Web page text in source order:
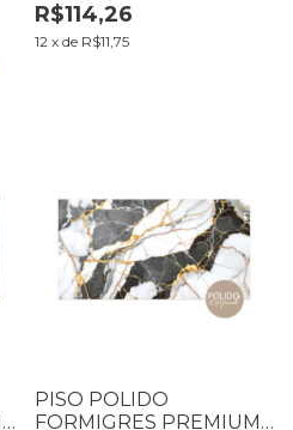
DELUX CX2,16M2 (B01
T067 L067)
R$114,26
12 x de R$11,75
PISO POLIDO
FORMIGRES PREMIUM